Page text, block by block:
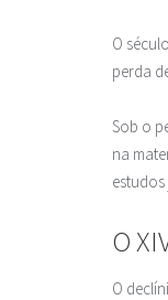
O
perda
Sob o
na
O
O